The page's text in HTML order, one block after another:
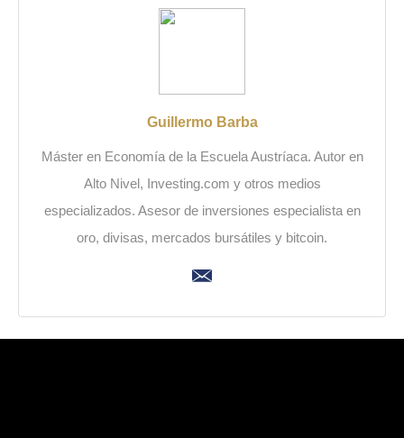
Guillermo Barba
Máster en Economía de la Escuela Austríaca. Autor en
Alto Nivel, Investing.com y otros medios
especializados. Asesor de inversiones especialista en
oro, divisas, mercados bursátiles y bitcoin.